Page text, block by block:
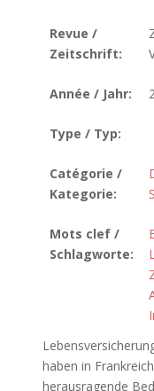
Revue /
Zeitschrift:
Année / Jahr:
Type / Typ:
Catégorie /
Kategorie:
Mots clef /
Schlagworte:
haben in
herausragende